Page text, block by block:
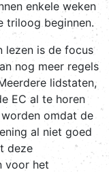
enkele weken
triloog beginnen.
lezen is de focus
nog meer regels
lidstaten,
EC al te horen
omdat de
al niet goed
deze
voor het